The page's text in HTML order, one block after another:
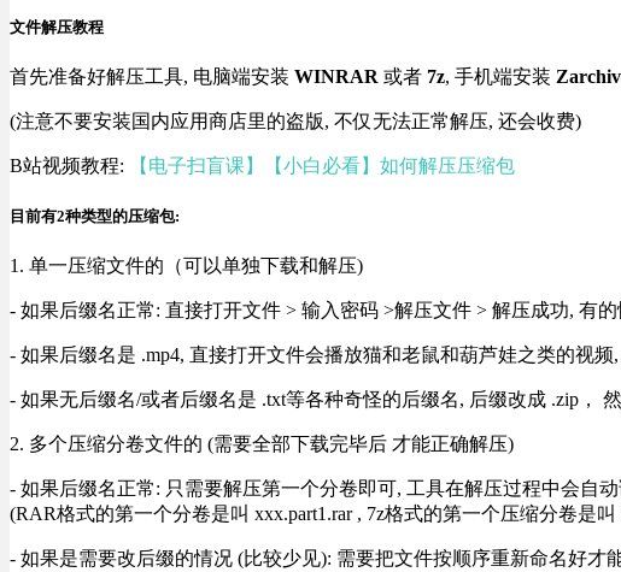
文件解压教程
首先准备好解压工具, 电脑端安装 WINRAR 或者 7z, 手机端安装
(注意不要安装国内应用商店里的盗版, 不仅无法正常解压, 还会收费)
B站视频教程: 【电子扫盲课】【小白必看】如何解压压缩包
目前有2种类型的压缩包:
1. 单一压缩文件的（可以单独下载和解压)
- 如果后缀名正常: 直接打开文件 > 输入密码 >解压文件 > 解压成功, 有
- 如果后缀名是 .mp4, 直接打开文件会播放猫和老鼠和葫芦娃之类的视
- 如果无后缀名/或者后缀名是 .txt等各种奇怪的后缀名, 后缀改成 .zip，
2. 多个压缩分卷文件的 (需要全部下载完毕后 才能正确解压)
- 如果后缀名正常: 只需要解压第一个分卷即可, 工具在解压过程中会自
(RAR格式的第一个分卷是叫 xxx.part1.rar , 7z格式的第一个压缩分卷是
- 如果是需要改后缀的情况 (比较少见): 需要把文件按顺序重新命名好才